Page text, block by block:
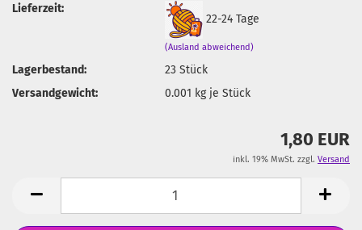
Lieferzeit:
22-24 Tage
(Ausland abweichend)
Lagerbestand: 23Stück
Versandgewicht:
0.001 kg je Stück
1,80 EUR
inkl. 19% MwSt. zzgl. Versand